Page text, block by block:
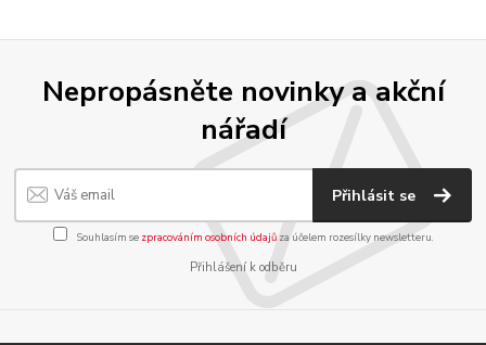
Nepropásněte novinky a akční
nářadí
Přihlásit se
Souhlasím se zpracováním osobních údajůza účelem rozesílky newsletteru.
Přihlášení k odběru